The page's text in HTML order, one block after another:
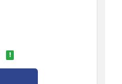
!